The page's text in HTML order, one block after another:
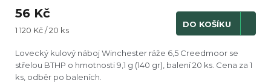
56 Kč
Měrná
1 120 Kč / 20 ks
DO KOŠÍKU
Lovecký kulový náboj Winchester ráže 6,5 Creedmoor se
střelou BTHP o hmotnosti 9,1 g (140 gr), balení 20 ks. Cena za 1
ks, odběr po baleních.